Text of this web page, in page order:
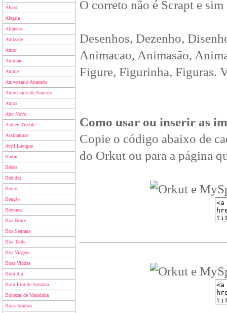
Álcool
Alegria
Alfabeto
Amizade
Amor
Animais
Anime
Aniversário Atrasado
Aniversário de Namoro
Anjos
Ano Novo
Ashley Tisdale
Assinaturas
Avril Lavigne
Barbie
Bebês
Bebidas
Beijos
Benção
Beyonce
Boa Noite
Boa Semana
Boa Tarde
Boa Viagem
Boas Vindas
Bom dia
Bom Fim de Semana
Bonecas de Massinha
Bons Sonhos
O correto não é Scrapt e
Desenhos, Dezenho,
Animacao, Animasão,
Figure, Figurinha, Figuras.
Como usar ou inserir as
Copie o código abaixo de
do Orkut ou para a página